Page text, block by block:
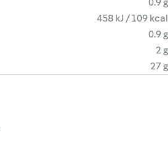
458 kJ / 109 kcal
0.9 g
2 g
27 g